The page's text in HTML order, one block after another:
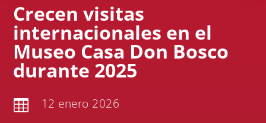
Crecen visitas
internacionales en el
Museo Casa Don Bosco
durante 2025
 12 enero 2026